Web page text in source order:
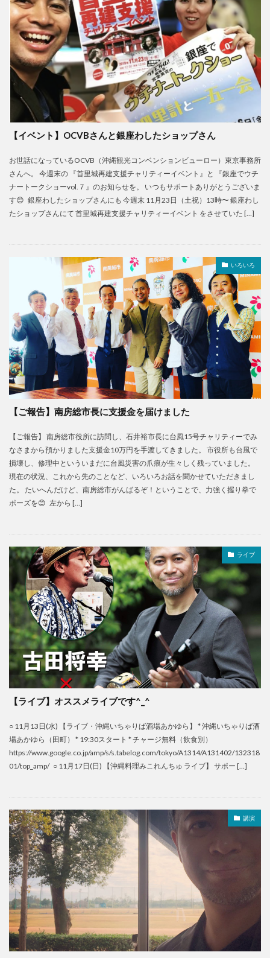
【イベント】OCVBさんと銀座わしたショップさん
お世話になっているOCVB（沖縄観光コンベンションビューロー）東京事務所
さんへ。 今週末の 『首里城再建支援チャリティーイベント』と 『銀座でウチ
ナートークショーvol.７』のお知らせを。 いつもサポートありがとうございま
す😊 銀座わしたショップさんにも 今週末 11月23日（土祝）13時〜 銀座わし
たショップさんにて 首里城再建支援チャリティーイベント をさせていた […]
いろいろ
【ご報告】南房総市長に支援金を届けました
【ご報告】 南房総市役所に訪問し、石井裕市長に台風15号チャリティーでみ
なさまから預かりました支援金10万円を手渡してきました。 市役所も台風で
損壊し、修理中といういまだに台風災害の爪痕が生々しく残っていました。
現在の状況、これから先のことなど、いろいろお話を聞かせていただきまし
た。 たいへんだけど、南房総市がんばるぞ！ということで、力強く握り拳で
ポーズを😊 左から […]
ライブ
【ライブ】オススメライブです^_^
○ 11月13日(水) 【ライブ・沖縄いちゃりば酒場あかゆら】 * 沖縄いちゃりば酒
場あかゆら（田町） * 19:30スタート * チャージ無料（飲食別）
https://www.google.co.jp/amp/s/s.tabelog.com/tokyo/A1314/A131402/132318
01/top_amp/ ○ 11月17日(日) 【沖縄料理みこれんちゅ ライブ】 サポー […]
講演